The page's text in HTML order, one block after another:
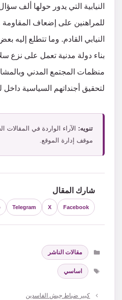
النيابية التي يدور حولها ألف
للمراهنين على إضعاف
النيابي القادم. وما تتطلع إليه
بناء دولة مدنية تعمل على نزع
منظمات المجتمع المدني
لتحقيق أجنداتهم السياسية داخل
تنويه: الآراء الواردة في المقالات
موقف إدارة الموقع.
شارك المقال
Facebook
X
Telegram
التصنيفات
مقالات الناشر
الوسوم
اساسي
كبير ضباط جيش الفاسدين